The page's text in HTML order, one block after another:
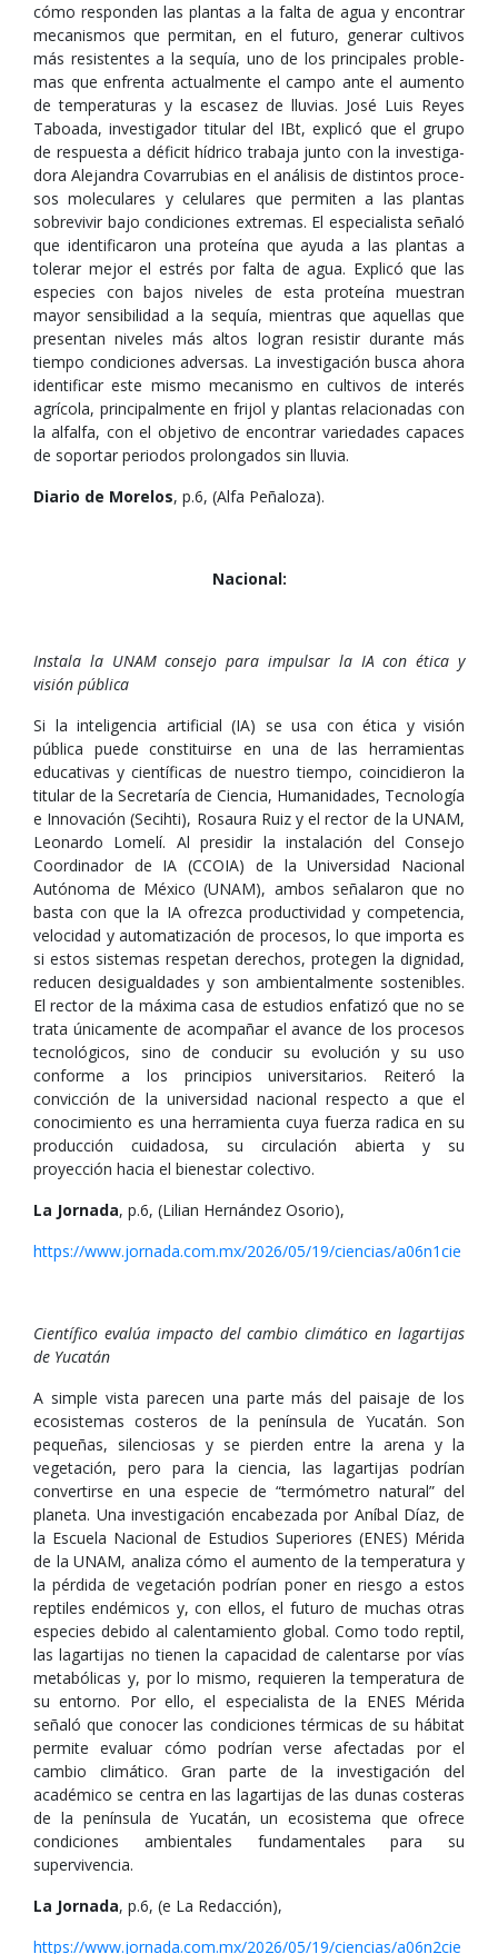
cómo res­pon­den las plan­tas a la falta de agua y encon­trar
meca­nis­mos que per­mi­tan, en el futuro, gene­rar cul­ti­vos
más resis­ten­tes a la sequía, uno de los prin­ci­pa­les pro­ble­
mas que enfrenta actual­mente el campo ante el aumento
de tem­pe­ra­tu­ras y la esca­sez de llu­vias. José Luis Reyes
Taboada, inves­ti­ga­dor titu­lar del IBt, explicó que el grupo
de res­puesta a défi­cit hídrico tra­baja junto con la inves­ti­ga­
dora Ale­jan­dra Cova­rru­bias en el aná­li­sis de dis­tin­tos pro­ce­
sos mole­cu­la­res y celu­la­res que per­mi­ten a las plan­tas
sobre­vi­vir bajo con­di­cio­nes extre­mas. El espe­cia­lista señaló
que iden­ti­fi­ca­ron una pro­teína que ayuda a las plan­tas a
tole­rar mejor el estrés por falta de agua. Explicó que las
espe­cies con bajos nive­les de esta pro­teína mues­tran
mayor sen­si­bi­li­dad a la sequía, mien­tras que aque­llas que
pre­sen­tan nive­les más altos logran resis­tir durante más
tiempo con­di­cio­nes adver­sas. La inves­ti­ga­ción busca ahora
iden­ti­fi­car este mismo meca­nismo en cul­ti­vos de inte­rés
agrí­cola, prin­ci­pal­mente en fri­jol y plan­tas rela­cio­na­das con
la alfalfa, con el obje­tivo de encon­trar varie­da­des capa­ces
de sopor­tar perio­dos pro­lon­ga­dos sin llu­via.
Diario de Morelos, p.6, (Alfa Peñaloza).
Nacional:
Instala la UNAM consejo para impulsar la IA con ética y
visión pública
Si la inteligencia artificial (IA) se usa con ética y visión
pública puede constituirse en una de las herramientas
educativas y científicas de nuestro tiempo, coincidieron la
titular de la Secretaría de Ciencia, Humanidades, Tecnología
e Innovación (Secihti), Rosaura Ruiz y el rector de la UNAM,
Leonardo Lomelí. Al presidir la instalación del Consejo
Coordinador de IA (CCOIA) de la Universidad Nacional
Autónoma de México (UNAM), ambos señalaron que no
basta con que la IA ofrezca productividad y competencia,
velocidad y automatización de procesos, lo que importa es
si estos sistemas respetan derechos, protegen la dignidad,
reducen desigualdades y son ambientalmente sostenibles.
El rector de la máxima casa de estudios enfatizó que no se
trata únicamente de acompañar el avance de los procesos
tecnológicos, sino de conducir su evolución y su uso
conforme a los principios universitarios. Reiteró la
convicción de la universidad nacional respecto a que el
conocimiento es una herramienta cuya fuerza radica en su
producción cuidadosa, su circulación abierta y su
proyección hacia el bienestar colectivo.
La Jornada, p.6, (Lilian Hernández Osorio),
https://www.jornada.com.mx/2026/05/19/ciencias/a06n1cie
Científico evalúa impacto del cambio climático en lagartijas
de Yucatán
A simple vista parecen una parte más del paisaje de los
ecosistemas costeros de la península de Yucatán. Son
pequeñas, silenciosas y se pierden entre la arena y la
vegetación, pero para la ciencia, las lagartijas podrían
convertirse en una especie de “termómetro natural” del
planeta. Una investigación encabezada por Aníbal Díaz, de
la Escuela Nacional de Estudios Superiores (ENES) Mérida
de la UNAM, analiza cómo el aumento de la temperatura y
la pérdida de vegetación podrían poner en riesgo a estos
reptiles endémicos y, con ellos, el futuro de muchas otras
especies debido al calentamiento global. Como todo reptil,
las lagartijas no tienen la capacidad de calentarse por vías
metabólicas y, por lo mismo, requieren la temperatura de
su entorno. Por ello, el especialista de la ENES Mérida
señaló que conocer las condiciones térmicas de su hábitat
permite evaluar cómo podrían verse afectadas por el
cambio climático. Gran parte de la investigación del
académico se centra en las lagartijas de las dunas costeras
de la península de Yucatán, un ecosistema que ofrece
condiciones ambientales fundamentales para su
supervivencia.
La Jornada, p.6, (e La Redacción),
https://www.jornada.com.mx/2026/05/19/ciencias/a06n2cie